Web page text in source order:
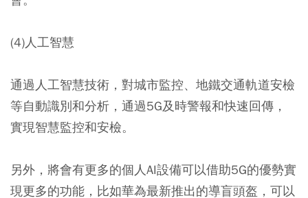
(4)人工智慧
通過人工智慧技術，對城市監控、地鐵交通軌道安檢
等自動識別和分析，通過5G及時警報和快速回傳，
實現智慧監控和安檢。
另外，將會有更多的個人AI設備可以借助5G的優勢實
現更多的功能，比如華為最新推出的導盲頭盔，可以